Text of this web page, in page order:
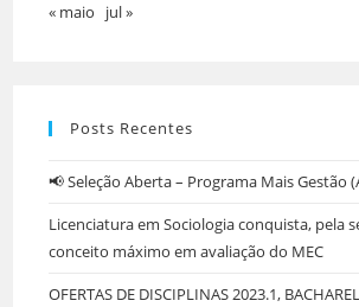
« maio jul »
Posts Recentes
📢 Seleção Aberta – Programa Mais Gestão
Licenciatura em Sociologia conquista, pela
conceito máximo em avaliação do MEC
OFERTAS DE DISCIPLINAS 2023.1,